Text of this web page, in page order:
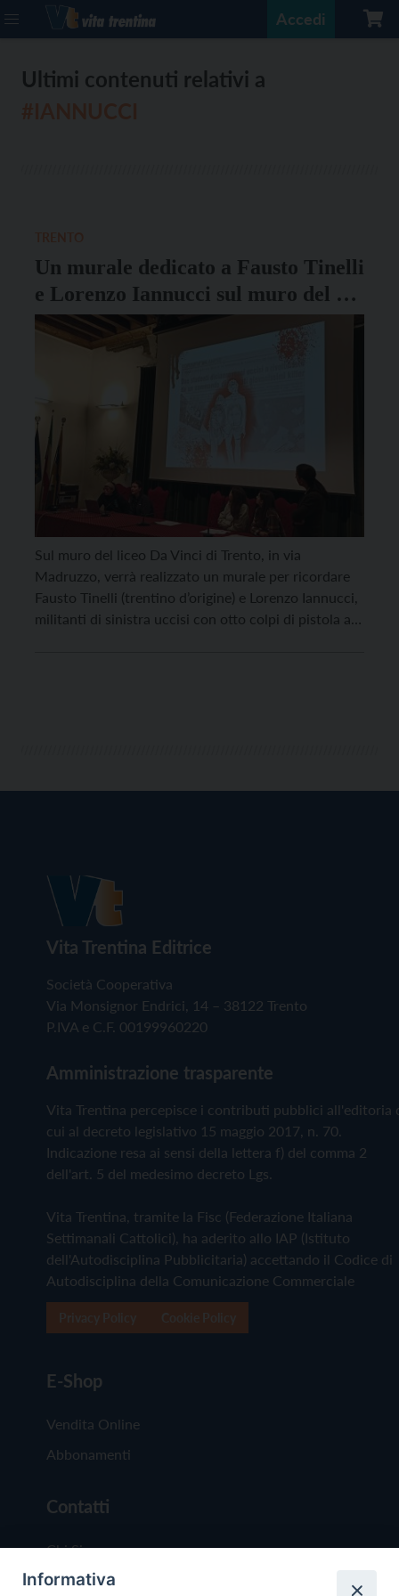
Accedi
Ultimi contenuti relativi a
Un murale dedicato a Fausto Tinelli
e Lorenzo Iannucci sul muro del Da
Vinci, ecco il contest per la
realizzazione
Sul muro del liceo Da Vinci di Trento, in via
Madruzzo, verrà realizzato un murale per ricordare
Fausto Tinelli (trentino d’origine) e Lorenzo Iannucci,
militanti di sinistra uccisi con otto colpi di pistola a
Vita Trentina Editrice
Società Cooperativa
Via Monsignor Endrici, 14 – 38122 Trento
P.IVA e C.F. 00199960220
Amministrazione trasparente
Vita Trentina percepisce i contributi pubblici all'editoria
cui al decreto legislativo 15 maggio 2017, n. 70.
Indicazione resa ai sensi della lettera f) del comma 2
dell'art. 5 del medesimo decreto Lgs.
Vita Trentina, tramite la Fisc (Federazione Italiana
Settimanali Cattolici), ha aderito allo IAP (Istituto
dell'Autodisciplina Pubblicitaria) accettando il Codice di
Autodisciplina della Comunicazione Commerciale
E-Shop
Vendita Online
Abbonamenti
Contatti
Chi Siamo
Redazione
Informativa